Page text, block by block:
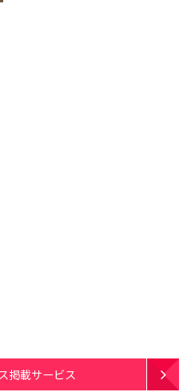
掲載サービス